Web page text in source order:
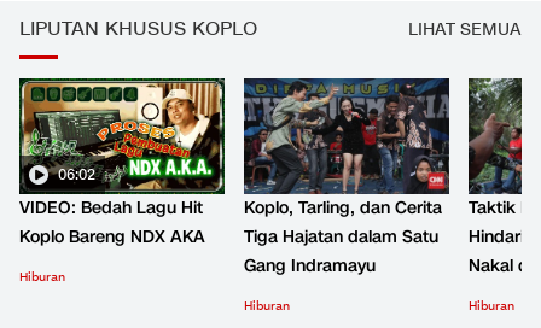
LIPUTAN KHUSUS KOPLO LIHAT SEMUA
06:02
VIDEO: Bedah Lagu Hit
Koplo Bareng NDX AKA
Hiburan
Koplo, Tarling, dan Cerita
Tiga Hajatan dalam Satu
Gang Indramayu
Hiburan
Taktik
Hindari
Nakal
Hiburan